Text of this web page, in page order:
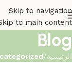
Skip to navigation
to main content
Blog
الرئيسية/